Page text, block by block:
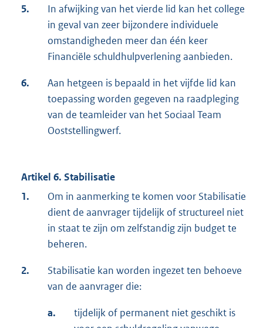
5.
In afwijking van het vierde lid kan het college
in geval van zeer bijzondere individuele
omstandigheden meer dan één keer
Financiële schuldhulpverlening aanbieden.
6.
Aan hetgeen is bepaald in het vijfde lid kan
toepassing worden gegeven na raadpleging
van de teamleider van het Sociaal Team
Ooststellingwerf.
Artikel 6. Stabilisatie
1.
Om in aanmerking te komen voor Stabilisatie
dient de aanvrager tijdelijk of structureel niet
in staat te zijn om zelfstandig zijn budget te
beheren.
2.
Stabilisatie kan worden ingezet ten behoeve
van de aanvrager die:
a.
tijdelijk of permanent niet geschikt is